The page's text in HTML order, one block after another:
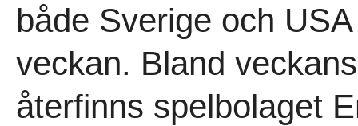
både Sverige och
veckan. Bland
återfinns spelbolaget